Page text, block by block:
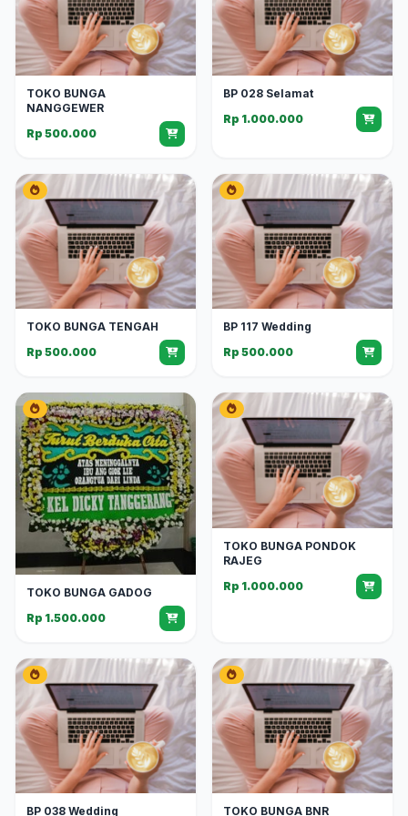
TOKO BUNGA
NANGGEWER
Rp 500.000
BP 028 Selamat
Rp 1.000.000
TOKO BUNGA TENGAH
Rp 500.000
BP 117 Wedding
Rp 500.000
TOKO BUNGA GADOG
Rp 1.500.000
TOKO BUNGA PONDOK
RAJEG
Rp 1.000.000
BP 038 Wedding TOKO BUNGA BNR